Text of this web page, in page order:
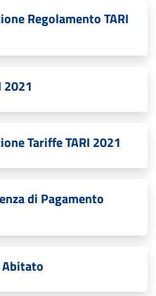
Regolamento TARI
2021
Tariffe TARI 2021
di Pagamento
Abitato